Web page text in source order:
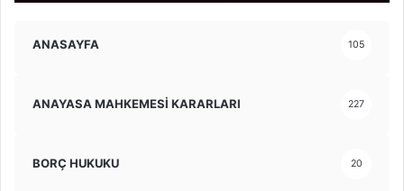
ANASAYFA 105
ANAYASA MAHKEMESİ KARARLARI 227
BORÇ HUKUKU 20